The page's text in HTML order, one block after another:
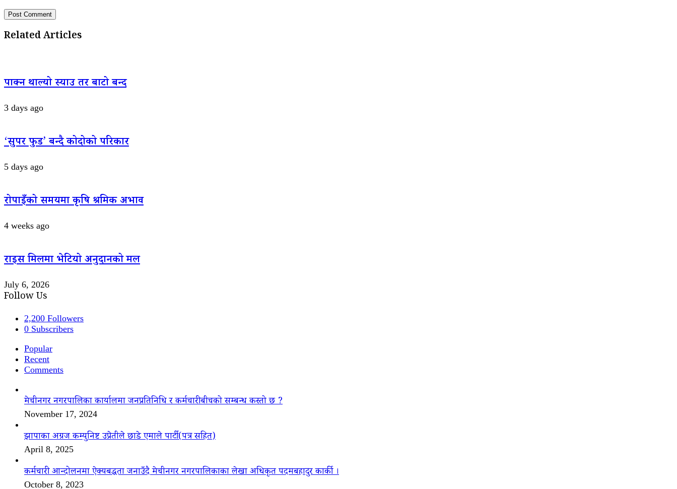
Related Articles
पाक्न थाल्यो स्याउ तर बाटो बन्द
3 days ago
‘सुपर फुड’ बन्दै कोदोको परिकार
5 days ago
रोपाइँको समयमा कृषि श्रमिक अभाव
4 weeks ago
राइस मिलमा भेटियो अनुदानको मल
July 6, 2026
Follow Us
2,200 Followers
0 Subscribers
Popular
Recent
Comments
मेचीनगर नगरपालिका कार्यालमा जनप्रतिनिधि र कर्मचारीबीचको सम्बन्ध कस्तो छ ?
November 17, 2024
झापाका अग्रज कम्युनिष्ट उप्रेतीले छाडे एमाले पार्टी(पत्र सहित)
April 8, 2025
कर्मचारी आन्दोलनमा ऐक्यबद्धता जनाउँदै मेचीनगर नगरपालिकाका लेखा अधिकृत पदमबहादुर कार्की ।
October 8, 2023